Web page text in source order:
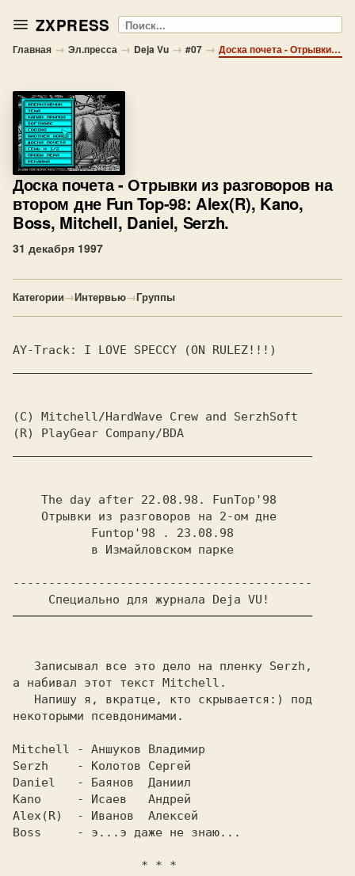
ZXPRESS Поиск
Главная → Эл.пресса → Deja Vu → #07 → Доска почета - Отрывки из разговоров на втором дне Fun Top-98: Alex(R), Kano, Boss, Mitchell, Daniel, Serzh.
Доска почета- Отрывки из разговоров на
втором дне Fun Top-98: Alex(R), Kano,
Boss, Mitchell, Daniel, Serzh.
31 декабря 1997
Категории→Интервью→Группы
AY-Track: I LOVE SPECCY (ON RULEZ!!!)
(C) Mitchell/HаrdWave Crew and SerzhSoft
(R) PlayGear Company/BDA
    The day after 22.08.98. FunTop'98
           Funtop'98 . 23.08.98
------------------------------------------
     Специально для журнала
Deja VU!
──────────────────────────────────────────
   Записывал все это дело на пленку
Serzh,
а набивал этот текст Mitchell.
некоторыми псевдонимами.
Mitchell - Аншуков Владимир
Serzh    - Колотов Сергей
Daniel   - Баянов  Даниил
Kano     - Исаев   Андрей
Alex(R)  - Иванов  Алексей
Boss
- э...э даже не знаю...